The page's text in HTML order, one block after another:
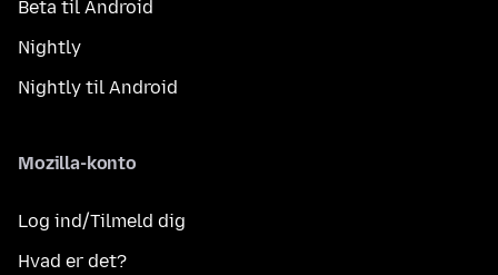
Beta til Android
Nightly
Nightly til Android
Mozilla-konto
Log ind/Tilmeld dig
Hvad er det?